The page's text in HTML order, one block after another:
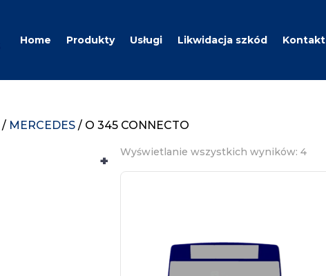
Home Produkty Usługi Likwidacja szkód Kontakt
/ MERCEDES / O 345 CONNECTO
+
Wyświetlanie wszystkich wyników: 4